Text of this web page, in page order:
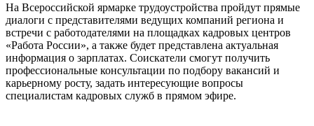
На Всероссийской ярмарке трудоустройства пройдут прямые
диалоги с представителями ведущих компаний региона и
встречи с работодателями на площадках кадровых центров
«Работа России», а также будет представлена актуальная
информация о зарплатах. Соискатели смогут получить
профессиональные консультации по подбору вакансий и
карьерному росту, задать интересующие вопросы
специалистам кадровых служб в прямом эфире.